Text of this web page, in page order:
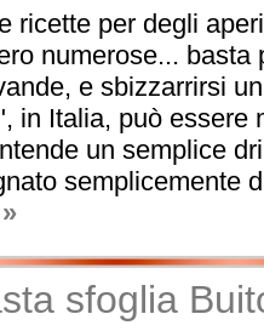
ricette per degli
numerose... basta
e sbizzarrirsi
in Italia, può essere
un semplice
semplicemente
sfoglia